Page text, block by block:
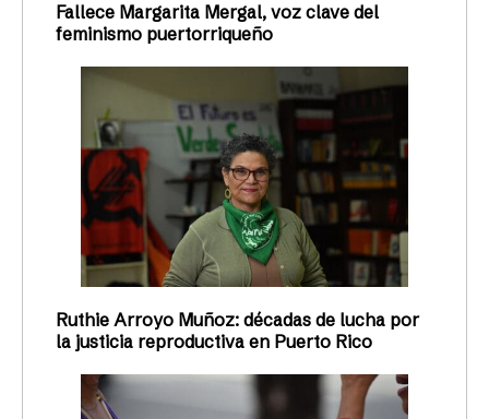
Fallece Margarita Mergal, voz clave del
feminismo puertorriqueño
Ruthie Arroyo Muñoz: décadas de lucha por
la justicia reproductiva en Puerto Rico